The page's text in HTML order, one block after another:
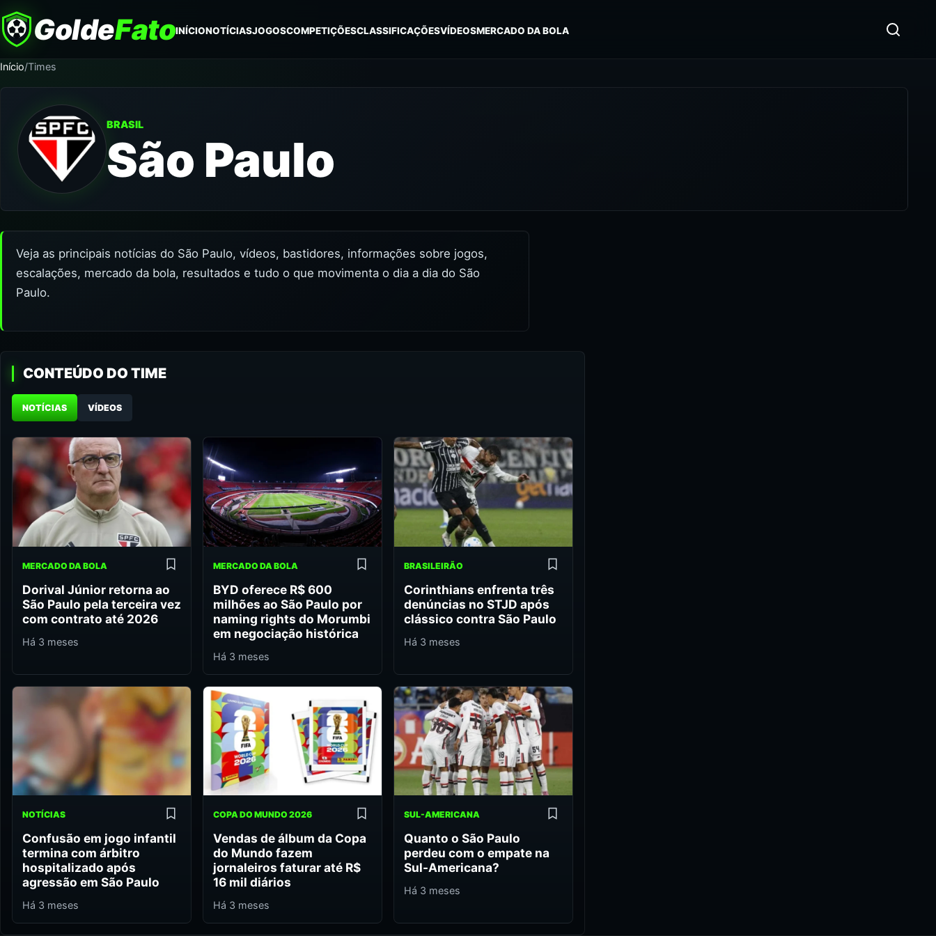
GoldeFatoINÍCIONOTÍCIASJOGOSCOMPETIÇÕESCLASSIFICAÇÕESVÍDEOSMERCADO DA BOLA
Início/Times
BRASIL
São Paulo
Veja as principais notícias do São Paulo, vídeos, bastidores, informações sobre jogos,
escalações, mercado da bola, resultados e tudo o que movimenta o dia a dia do São
Paulo.
CONTEÚDO DO TIME
NOTÍCIAS VÍDEOS
MERCADO DA BOLA
Dorival Júnior retorna ao
São Paulo pela terceira vez
com contrato até 2026
Há 3 meses
MERCADO DA BOLA
BYD oferece R$ 600
milhões ao São Paulo por
naming rights do Morumbi
em negociação histórica
Há 3 meses
BRASILEIRÃO
Corinthians enfrenta três
denúncias no STJD após
clássico contra São Paulo
Há 3 meses
NOTÍCIAS
Confusão em jogo infantil
termina com árbitro
hospitalizado após
agressão em São Paulo
Há 3 meses
COPA DO MUNDO 2026
Vendas de álbum da Copa
do Mundo fazem
jornaleiros faturar até R$
16 mil diários
Há 3 meses
SUL-AMERICANA
Quanto o São Paulo
perdeu com o empate na
Sul-Americana?
Há 3 meses